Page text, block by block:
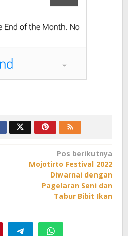
Pos berikutnya
Mojotirto Festival 2022
Diwarnai dengan
Pagelaran Seni dan
Tabur Bibit Ikan